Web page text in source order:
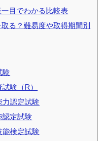
目でわかる比較表
る？難易度や取得期間別
験
験（R）
力認定試験
認定試験
能検定試験